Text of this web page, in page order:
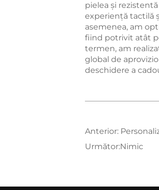
pielea și
experiență tactilă
asemenea, am
fiind potrivit atât
termen, am
global de
deschidere a
Anterior:
Următor:Nimic